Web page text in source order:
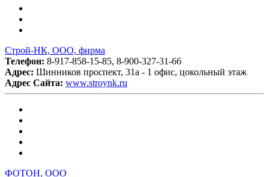
Строй-НК, ООО, фирма
Телефон: 8-917-858-15-85, 8-900-327-31-66
Адрес: Шинников проспект, 31а - 1 офис, цокольный этаж
Адрес Сайта: www.stroynk.ru
ФОТОН, ООО